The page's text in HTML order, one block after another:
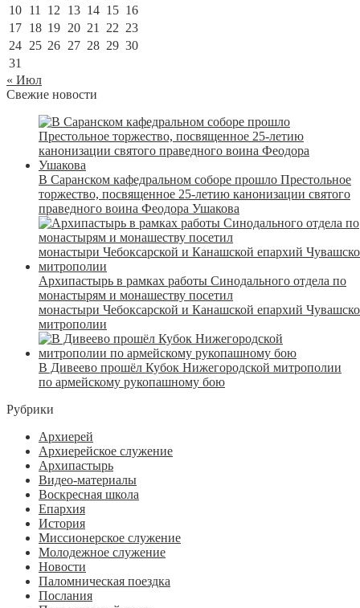
10 11 12 13 14 15 16
17 18 19 20 21 22 23
24 25 26 27 28 29 30
31
« Июл
Свежие новости
В Саранском кафедральном соборе прошло Престольное
торжество, посвященное 25-летию канонизации святого
праведного воина Феодора Ушакова
Архипастырь в рамках работы Синодального отдела по
монастырям и монашеству посетил
монастыри Чебоксарской и Канашской епархий
митрополии
В Дивеево прошёл Кубок Нижегородской митрополии
по армейскому рукопашному бою
Рубрики
Архиерей
Архиерейское служение
Архипастырь
Видео-материалы
Воскресная школа
Епархия
История
Миссионерское служение
Молодежное служение
Новости
Паломническая поездка
Послания